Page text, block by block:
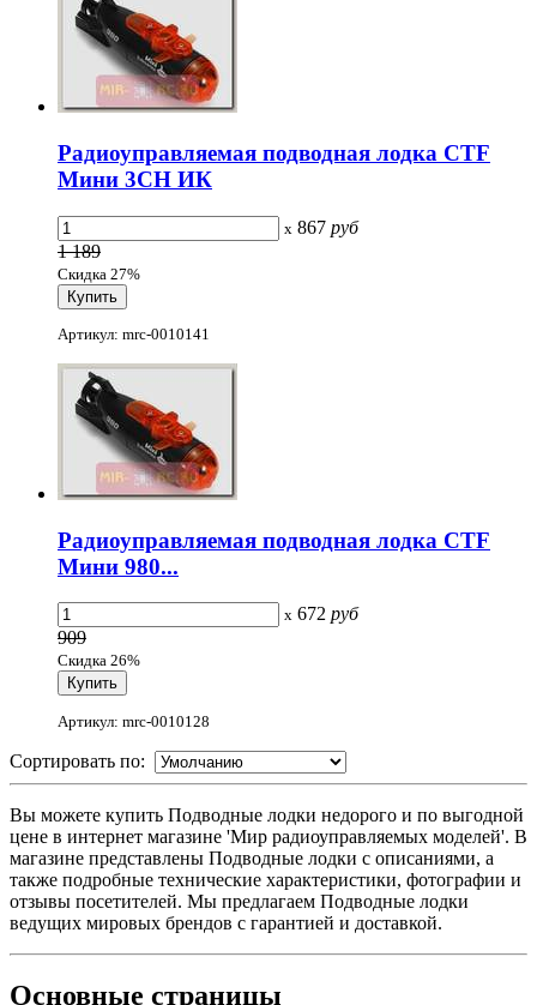
Радиоуправляемая подводная лодка CTF
Мини 3CH ИК
x 867 руб
1 189
Скидка 27%
Артикул: mrc-0010141
Радиоуправляемая подводная лодка CTF
Мини 980...
x 672 руб
909
Скидка 26%
Артикул: mrc-0010128
Сортировать по:
Вы можете купить Подводные лодки недорого и по выгодной
цене в интернет магазине 'Мир радиоуправляемых моделей'. В
магазине представлены Подводные лодки с описаниями, а
также подробные технические характеристики, фотографии и
отзывы посетителей. Мы предлагаем Подводные лодки
ведущих мировых брендов с гарантией и доставкой.
Основные страницы